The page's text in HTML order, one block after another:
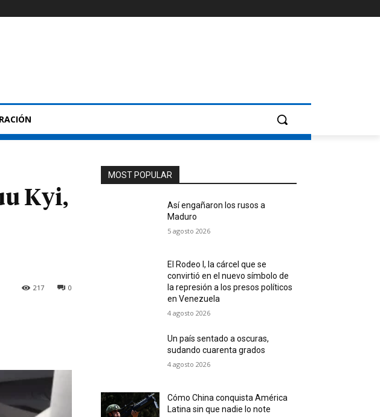
Kyi,
0
217
MOST POPULAR
Así engañaron los rusos a
Maduro
5 agosto 2026
El Rodeo I, la cárcel que se
convirtió en el nuevo símbolo de
la represión a los presos políticos
en Venezuela
4 agosto 2026
Un país sentado a oscuras,
sudando cuarenta grados
4 agosto 2026
Cómo China conquista América
Latina sin que nadie lo note